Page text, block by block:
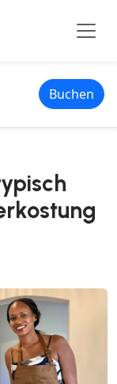
Buchen
verkostung